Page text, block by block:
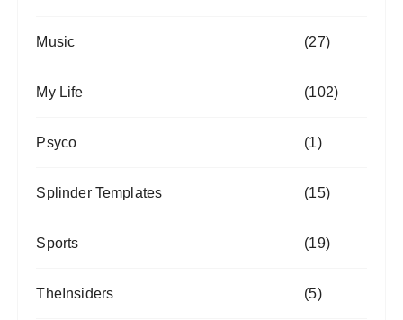
Music (27)
My Life (102)
Psyco (1)
Splinder Templates (15)
Sports (19)
TheInsiders (5)